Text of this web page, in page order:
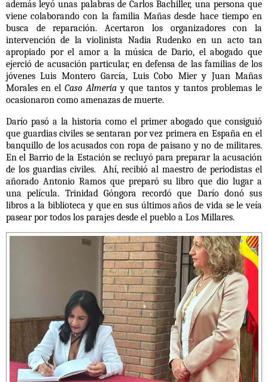
además leyó unas palabras de Carlos Bachiller, una persona que
viene colaborando con la familia Mañas desde hace tiempo en
busca de reparación. Acertaron los organizadores con la
intervención de la violinista Nadia Rudenko en un acto tan
apropiado por el amor a la música de Dario, el abogado que
ejerció de acusación particular, en defensa de las familias de los
jóvenes Luis Montero García, Luis Cobo Mier y Juan Mañas
Morales en el Caso Almería y que tantos y tantos problemas le
ocasionaron como amenazas de muerte.
Darío pasó a la historia como el primer abogado que consiguió
que guardias civiles se sentaran por vez primera en España en el
banquillo de los acusados con ropa de paisano y no de militares.
En el Barrio de la Estación se recluyó para preparar la acusación
de los guardias civiles. Ahí, recibió al maestro de periodistas el
añorado Antonio Ramos que preparó su libro que dio lugar a
una película. Trinidad Góngora recordó que Darío donó sus
libros a la biblioteca y que en sus últimos años de vida se le veía
pasear por todos los parajes desde el pueblo a Los Millares.